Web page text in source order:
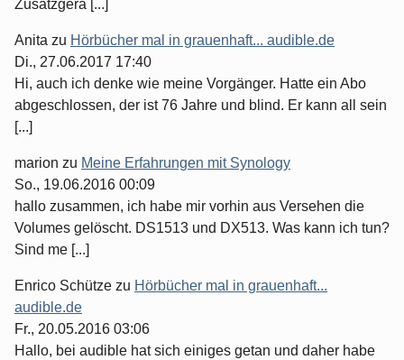
Zusatzgerä [...]
Anita zu Hörbücher mal in grauenhaft... audible.de
Di., 27.06.2017 17:40
Hi, auch ich denke wie meine Vorgänger. Hatte ein Abo
abgeschlossen, der ist 76 Jahre und blind. Er kann all sein
[...]
marion zu Meine Erfahrungen mit Synology
So., 19.06.2016 00:09
hallo zusammen, ich habe mir vorhin aus Versehen die
Volumes gelöscht. DS1513 und DX513. Was kann ich tun?
Sind me [...]
Enrico Schütze zu Hörbücher mal in grauenhaft...
audible.de
Fr., 20.05.2016 03:06
Hallo, bei audible hat sich einiges getan und daher habe